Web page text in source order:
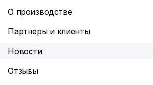
О производстве
Партнеры и клиенты
Новости
Отзывы